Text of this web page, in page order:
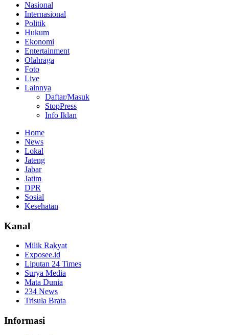
Nasional
Internasional
Politik
Hukum
Ekonomi
Entertainment
Olahraga
Foto
Live
Lainnya
Daftar/Masuk
StopPress
Info Iklan
Home
News
Lokal
Jateng
Jabar
Jatim
DPR
Sosial
Kesehatan
Kanal
Milik Rakyat
Exposee.id
Liputan 24 Times
Surya Media
Mata Dunia
234 News
Trisula Brata
Informasi